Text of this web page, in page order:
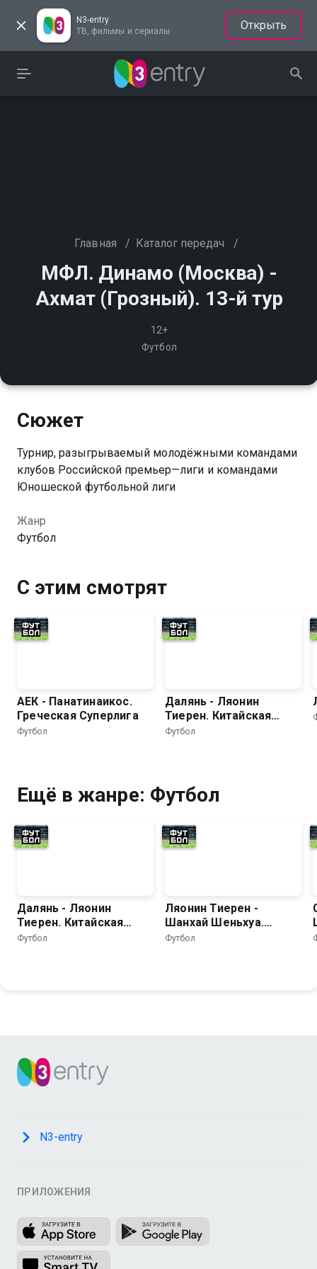
N3-entry
ТВ, фильмы и сериалы
Открыть
Главная / Каталог передач /
МФЛ. Динамо (Москва) -
Ахмат (Грозный). 13-й тур
12+
Футбол
Сюжет
Турнир, разыгрываемый молодёжными командами
клубов Российской премьер—лиги и командами
Юношеской футбольной лиги
Жанр
Футбол
С этим смотрят
АЕК - Панатинаикос.
Греческая Суперлига
Футбол
Далянь - Ляонин
Тиерен. Китайская
Суперлига. Сезон 2026
Футбол
Ещё в жанре: Футбол
Далянь - Ляонин
Тиерен. Китайская
Суперлига. Сезон 2026
Футбол
Ляонин Тиерен -
Шанхай Шеньхуа.
Китайская Суперлига.
Футбол
N3-entry
ПРИЛОЖЕНИЯ